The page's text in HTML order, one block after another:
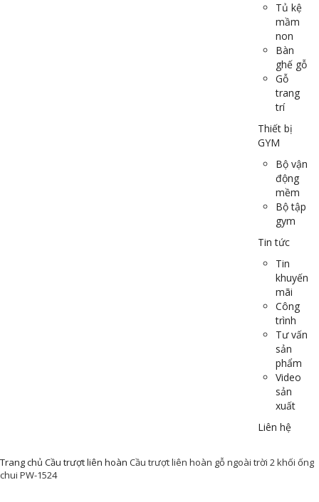
Tủ kệ
mầm
non
Bàn
ghế gỗ
Gỗ
trang
trí
Thiết bị
GYM
Bộ vận
động
mềm
Bộ tập
gym
Tin tức
Tin
khuyến
mãi
Công
trình
Tư vấn
sản
phẩm
Video
sản
xuất
Liên hệ
Trang chủ Cầu trượt liên hoàn Cầu trượt liên hoàn gỗ ngoài trời 2 khối ống
chui PW-1524